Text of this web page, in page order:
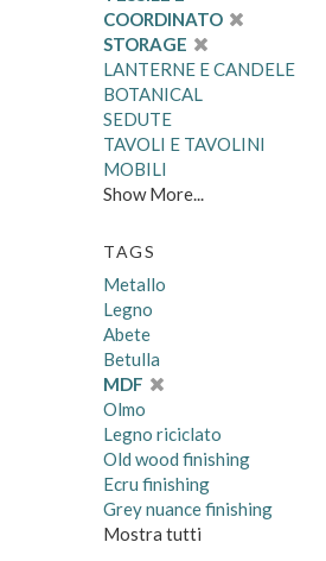
COORDINATO
STORAGE
LANTERNE E CANDELE
BOTANICAL
SEDUTE
TAVOLI E TAVOLINI
MOBILI
Show More...
TAGS
Metallo
Legno
Abete
Betulla
MDF
Olmo
Legno riciclato
Old wood finishing
Ecru finishing
Grey nuance finishing
Mostra tutti